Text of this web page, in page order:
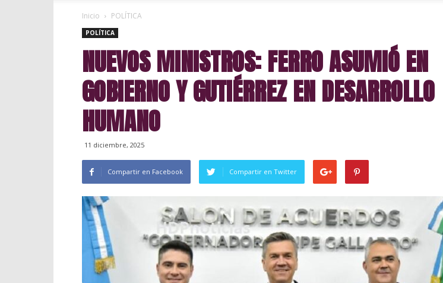
NOTICIAS
Inicio POLÍTICA
POLÍTICA
NUEVOS MINISTROS: FERRO ASUMIÓ EN
GOBIERNO Y GUTIÉRREZ EN DESARROLLO
HUMANO
11 diciembre, 2025
Compartir en Facebook Compartir en Twitter